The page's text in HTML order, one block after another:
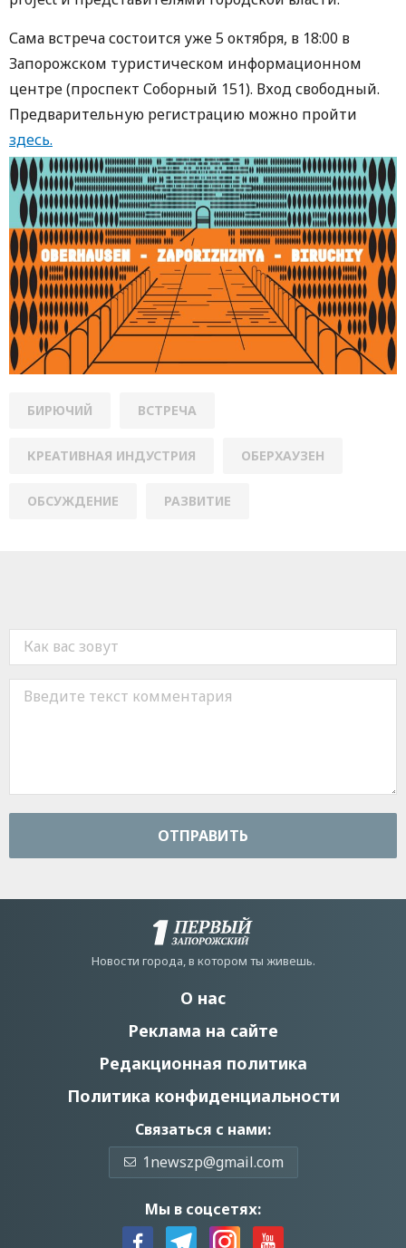
Сама встреча состоится уже 5 октября, в 18:00 в
Запорожском туристическом информационном
центре (проспект Соборный 151). Вход свободный.
Предварительную регистрацию можно пройти
здесь.
БИРЮЧИЙ ВСТРЕЧА
КРЕАТИВНАЯ ИНДУСТРИЯ ОБЕРХАУЗЕН
ОБСУЖДЕНИЕ РАЗВИТИЕ
ОТПРАВИТЬ
Новости города, в котором ты живешь.
О нас
Реклама на сайте
Редакционная политика
Политика конфиденциальности
Связаться с нами:
1newszp@gmail.com
Мы в соцсетях: